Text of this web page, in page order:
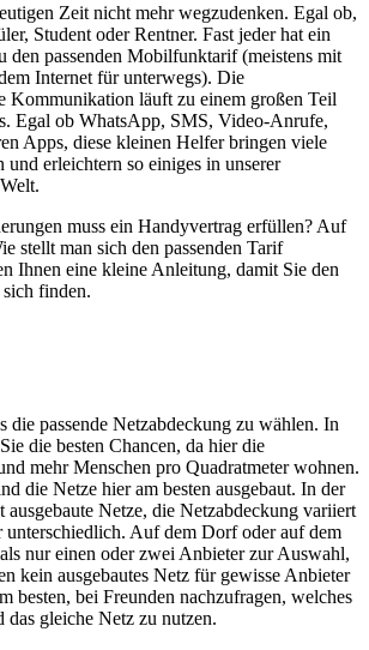
Zeit nicht mehr wegzudenken. Egal ob,
Student oder Rentner. Fast jeder hat ein
den passenden Mobilfunktarif (meistens mit
Internet für unterwegs). Die
Kommunikation läuft zu einem großen Teil
Egal ob WhatsApp, SMS, Video-Anrufe,
Apps, diese kleinen Helfer bringen viele
und erleichtern so einiges in unserer
muss ein Handyvertrag erfüllen? Auf
stellt man sich den passenden Tarif
Ihnen eine kleine Anleitung, damit Sie den
finden.
die passende Netzabdeckung zu wählen. In
die besten Chancen, da hier die
mehr Menschen pro Quadratmeter wohnen.
die Netze hier am besten ausgebaut. In der
ausgebaute Netze, die Netzabdeckung variiert
unterschiedlich. Auf dem Dorf oder auf dem
nur einen oder zwei Anbieter zur Auswahl,
kein ausgebautes Netz für gewisse Anbieter
besten, bei Freunden nachzufragen, welches
das gleiche Netz zu nutzen.